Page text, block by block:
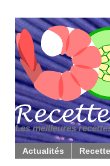
Les meilleures
Actualités